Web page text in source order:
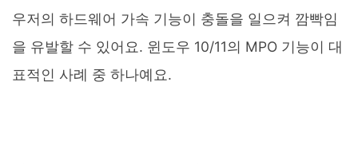
우저의 하드웨어 가속 기능이 충돌을 일으켜 깜빡임
을 유발할 수 있어요. 윈도우 10/11의 MPO 기능이 대
표적인 사례 중 하나예요.